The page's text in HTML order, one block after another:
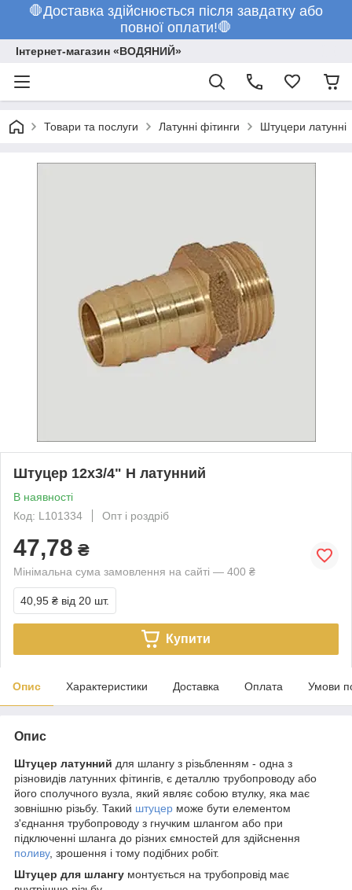
🛑Доставка здійснюється після завдатку або
повної оплати!🛑
Інтернет-магазин «ВОДЯНИЙ»
Товари та послуги Латунні фітинги Штуцери латунні
Штуцер 12х3/4" Н латунний
В наявності
Код: L101334
Опт і роздріб
47,78 ₴
Мінімальна сума замовлення на сайті — 400 ₴
40,95 ₴ від 20 шт.
Купити
Опис Характеристики Доставка Оплата Умови
Опис
Штуцер латунний для шлангу з різьбленням - одна з
різновидів латунних фітингів, є деталлю трубопроводу або
його сполучного вузла, який являє собою втулку, яка має
зовнішню різьбу. Такий штуцер може бути елементом
з'єднання трубопроводу з гнучким шлангом або при
підключенні шланга до різних ємностей для здійснення
поливу, зрошення і тому подібних робіт.
Штуцер для шлангу монтується на трубопровід має